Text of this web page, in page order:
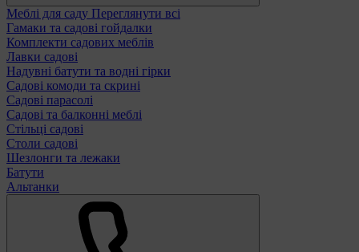
Меблі для саду Переглянути всі
Гамаки та садові гойдалки
Комплекти садових меблів
Лавки садові
Надувні батути та водні гірки
Садові комоди та скрині
Садові парасолі
Садові та балконні меблі
Стільці садові
Столи садові
Шезлонги та лежаки
Батути
Альтанки